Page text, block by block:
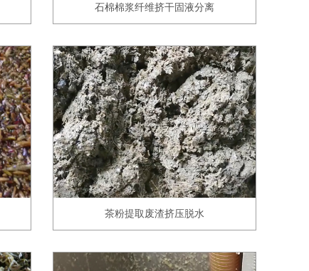
石棉棉浆纤维挤干固液分离
茶粉提取废渣挤压脱水